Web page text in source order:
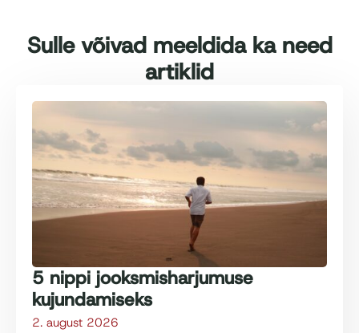
Sulle võivad meeldida ka need
artiklid
5 nippi jooksmisharjumuse
kujundamiseks
2. august 2026